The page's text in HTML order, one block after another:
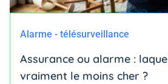
Alarme - télésurveillance
Assurance ou alarme :
vraiment le moins cher ?